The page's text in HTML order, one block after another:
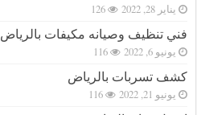
يناير 28, 2022 126
فني تنظيف وصيانه مكيفات بالرياض
يونيو 6, 2022 116
كشف تسربات بالرياض
يونيو 21, 2022 116